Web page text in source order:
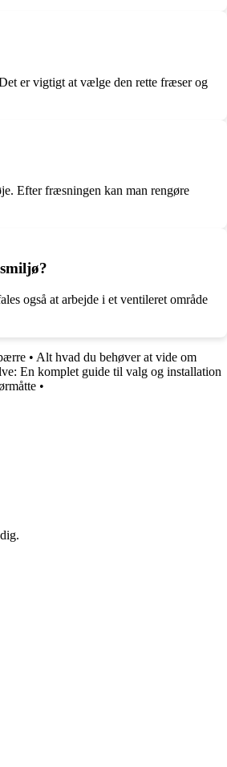
er vigtigt at vælge den rette fræser og
Efter fræsningen kan man rengøre
også at arbejde i et ventileret område
• Alt hvad du behøver at vide om
En komplet guide til valg og installation
•